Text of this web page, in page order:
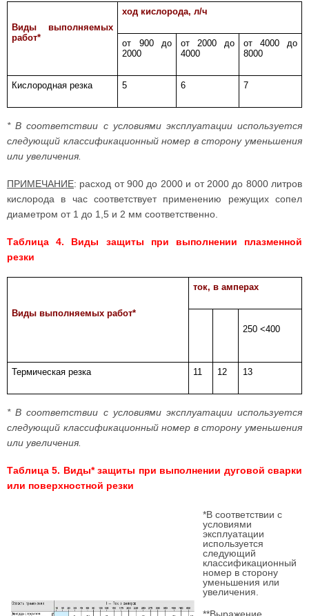
Виды выполняемых
работ*
ход кислорода, л/ч
от 900 до
2000
от 2000 до
4000
от 4000 до
8000
Кислородная резка 5 6 7
* В соответствии с условиями эксплуатации используется
следующий классификационный номер в сторону уменьшения
или увеличения.
ПРИМЕЧАНИЕ: расход от 900 до 2000 и от 2000 до 8000 литров
кислорода в час соответствует применению режущих сопел
диаметром от 1 до 1,5 и 2 мм соответственно.
Таблица 4. Виды защиты при выполнении плазменной
резки
Виды выполняемых работ*
ток, в амперах
250 <400
Термическая резка 11 12 13
* В соответствии с условиями эксплуатации используется
следующий классификационный номер в сторону уменьшения
или увеличения.
Таблица 5. Виды* защиты при выполнении дуговой сварки
или поверхностной резки
*В соответствии с
условиями
эксплуатации
используется
следующий
классификационный
номер в сторону
уменьшения или
увеличения.